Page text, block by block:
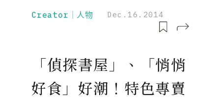
Creator｜人物 Dec.16.2014
「偵探書屋」、「悄悄
好食」好潮！特色專賣